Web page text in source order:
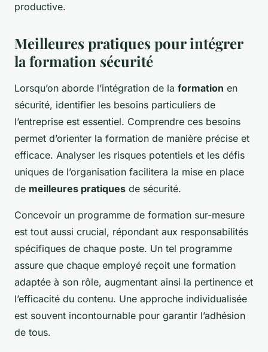
productive.
Meilleures pratiques pour intégrer
la formation sécurité
Lorsqu’on aborde l’intégration de la formation en
sécurité, identifier les besoins particuliers de
l’entreprise est essentiel. Comprendre ces besoins
permet d’orienter la formation de manière précise et
efficace. Analyser les risques potentiels et les défis
uniques de l’organisation facilitera la mise en place
de meilleures pratiques de sécurité.
Concevoir un programme de formation sur-mesure
est tout aussi crucial, répondant aux responsabilités
spécifiques de chaque poste. Un tel programme
assure que chaque employé reçoit une formation
adaptée à son rôle, augmentant ainsi la pertinence et
l’efficacité du contenu. Une approche individualisée
est souvent incontournable pour garantir l’adhésion
de tous.